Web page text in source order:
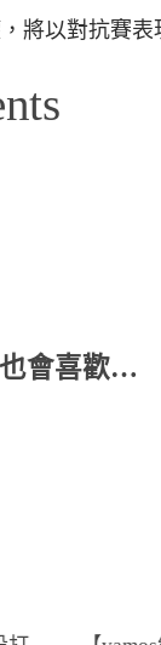
將以對抗賽表
會喜歡…